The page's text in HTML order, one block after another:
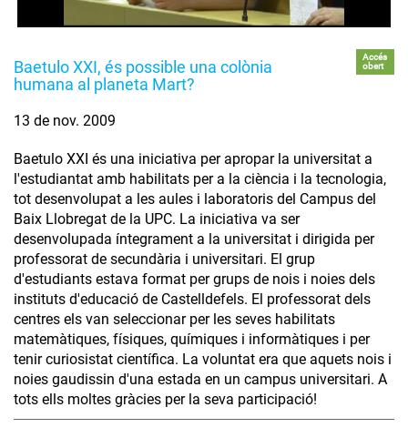
Baetulo XXI, és possible una colònia
humana al planeta Mart?
Accés
obert
13 de nov. 2009
Baetulo XXI és una iniciativa per apropar la universitat a
l'estudiantat amb habilitats per a la ciència i la tecnologia,
tot desenvolupat a les aules i laboratoris del Campus del
Baix Llobregat de la UPC. La iniciativa va ser
desenvolupada íntegrament a la universitat i dirigida per
professorat de secundària i universitari. El grup
d'estudiants estava format per grups de nois i noies dels
instituts d'educació de Castelldefels. El professorat dels
centres els van seleccionar per les seves habilitats
matemàtiques, físiques, químiques i informàtiques i per
tenir curiosistat científica. La voluntat era que aquets nois i
noies gaudissin d'una estada en un campus universitari. A
tots ells moltes gràcies per la seva participació!